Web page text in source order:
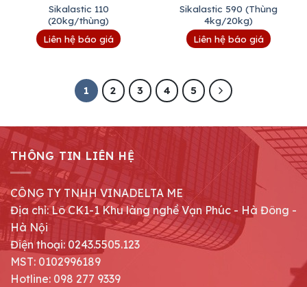
Sikalastic 110
(20kg/thùng)
Liên hệ báo giá
Sikalastic 590 (Thùng
4kg/20kg)
Liên hệ báo giá
1 2 3 4 5
THÔNG TIN LIÊN HỆ
CÔNG TY TNHH VINADELTA ME
Địa chỉ: Lô CK1-1 Khu làng nghề Vạn Phúc - Hà Đông -
Hà Nội
Điện thoại: 0243.5505.123
MST: 0102996189
Hotline: 098 277 9339